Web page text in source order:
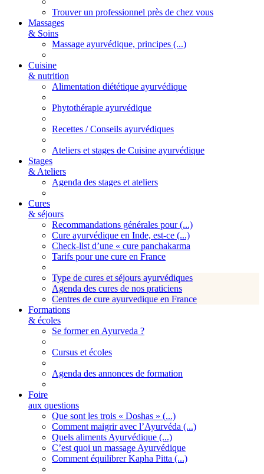
Trouver un professionnel près de chez vous
Massages
& Soins
Massage ayurvédique, principes (...)
Cuisine
& nutrition
Alimentation diététique ayurvédique
Phytothérapie ayurvédique
Recettes / Conseils ayurvédiques
Ateliers et stages de Cuisine ayurvédique
Stages
& Ateliers
Agenda des stages et ateliers
Cures
& séjours
Recommandations générales pour (...)
Cure ayurvédique en Inde, est-ce (...)
Check-list d’une « cure panchakarma
Tarifs pour une cure en France
Type de cures et séjours ayurvédiques
Agenda des cures de nos praticiens
Centres de cure ayurvedique en France
Formations
& écoles
Se former en Ayurveda ?
Cursus et écoles
Agenda des annonces de formation
Foire
aux questions
Que sont les trois « Doshas » (...)
Comment maigrir avec l’Ayurvéda (...)
Quels aliments Ayurvédique (...)
C’est quoi un massage Ayurvédique
Comment équilibrer Kapha Pitta (...)